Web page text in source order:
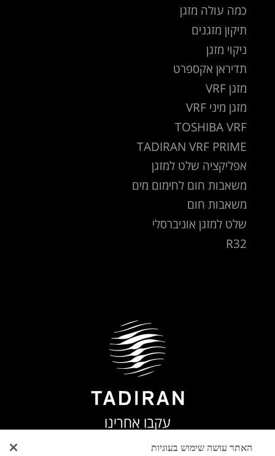
כמה עולה מזגן
תיקון מזגנים
ניקוי מזגן
תדיראן אקספרט
מזגן VRF
מזגן מיני VRF
TOSHIBA VRF
TADIRAN VRF PRIME
אפליקציה שלט למזגן
משאבות חום לחימום מים
משאבות חום
שלט למזגן אוניברסלי
R32
עקבו אחרינו
האתר עושה שימוש בעוגיות